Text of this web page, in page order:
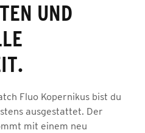
UND
Fluo Kopernikus bist du
ausgestattet. Der
mit einem neu